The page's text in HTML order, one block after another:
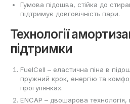
Гумова підошва, стійка до
підтримує довговічність пари.
Технології
підтримки
FuelCell – еластична піна в
пружний крок, енергію та
прогулянках.
ENCAP – двошарова